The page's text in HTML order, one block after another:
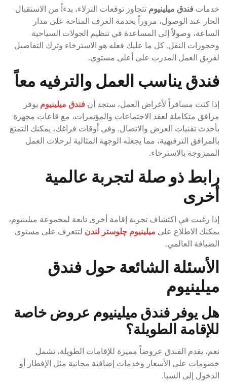
خدمات فندق ميلينيوم تتجاوز توقعات النزلاء، بدءاً من الاستقبال
الحار عند الوصول، مروراً بخدمة الغرف المتاحة على مدار
الساعة، وصولاً إلى المساعدة في تنظيم الجولات السياحية
وحجوزات النقل. كل ما عليك فعله هو الاسترخاء وترك التفاصيل
لفريق العمل المدرب على أعلى مستوى.
فندق يناسب العمل والترفيه معاً
إذا كنت مسافراً لأغراض العمل، ستجد أن فندق ميلينيوم يوفر
مرافق متكاملة لعقد الاجتماعات والمؤتمرات، مع قاعات مجهزة
بأحدث تقنيات العرض والاتصال. وفي أوقات فراغك، يمكنك التمتع
بالمرافق الترفيهية، مما يجعله الوجهة المثالية لرحلات العمل
الممزوجة بالاسترخاء.
رابط ذو صلة لتجربة عالمية
أخرى
إذا رغبت في اكتشاف تجربة إقامة أخرى تابعة لمجموعة ميلينيوم،
يمكنك الاطلاع على ميلينيوم چلوستر لندن لتتعرف على مستوى
الضيافة العالمي.
الأسئلة الشائعة حول فندق
ميلينيوم
هل يوفر فندق ميلينيوم عروض خاصة
للإقامة الطويلة؟
نعم، يقدم الفندق عروضاً مميزة للإقامات الطويلة، تشمل
خصومات على الأسعار وخدمات إضافية مجانية مثل الإفطار أو
الدخول إلى السبا.